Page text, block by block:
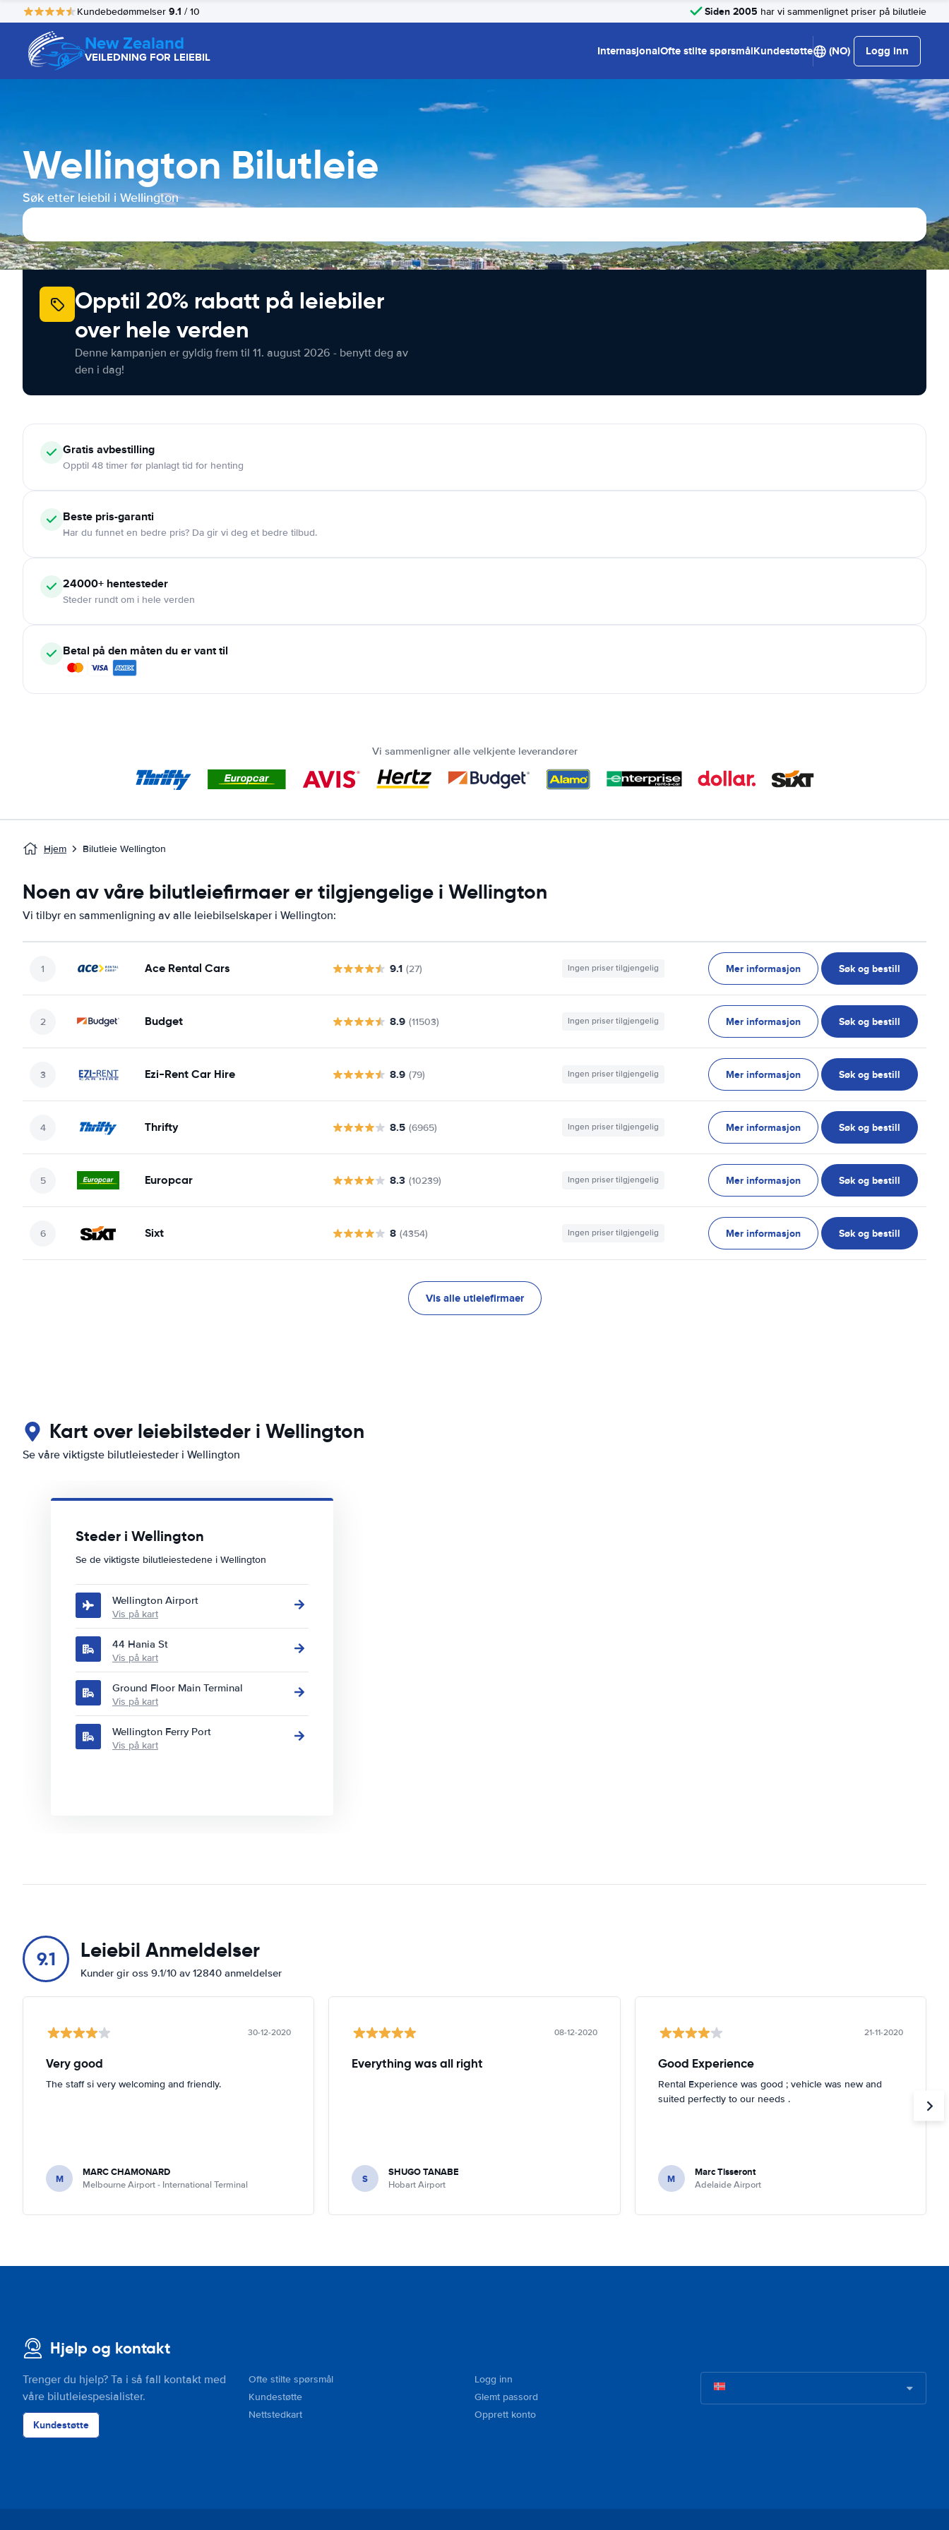
Kundebedømmelser 9.1 / 10 Siden 2005 har vi sammenlignet priser på bilutleie
New Zealand
VEILEDNING FOR LEIEBIL InternasjonalOfte stilte spørsmålKundestøtte (NO) Logg inn
Wellington Bilutleie
Søk etter leiebil i Wellington
Opptil 20% rabatt på leiebiler
over hele verden
Denne kampanjen er gyldig frem til 11. august 2026 - benytt deg av
den i dag!
Gratis avbestilling
Opptil 48 timer før planlagt tid for henting
Beste pris-garanti
Har du funnet en bedre pris? Da gir vi deg et bedre tilbud.
24000+ hentesteder
Steder rundt om i hele verden
Betal på den måten du er vant til
Vi sammenligner alle velkjente leverandører
Hjem Bilutleie Wellington
Noen av våre bilutleiefirmaer er tilgjengelige i Wellington
Vi tilbyr en sammenligning av alle leiebilselskaper i Wellington:
Ace Rental Cars 9.1 (27) Ingen priser tilgjengelig Mer informasjon Søk og bestill
Budget 8.9 (11503) Ingen priser tilgjengelig Mer informasjon Søk og bestill
Ezi-Rent Car Hire 8.9 (79) Ingen priser tilgjengelig Mer informasjon Søk og bestill
Thrifty 8.5 (6965) Ingen priser tilgjengelig Mer informasjon Søk og bestill
Europcar 8.3 (10239) Ingen priser tilgjengelig Mer informasjon Søk og bestill
Sixt 8 (4354) Ingen priser tilgjengelig Mer informasjon Søk og bestill
Vis alle utleiefirmaer
Kart over leiebilsteder i Wellington
Se våre viktigste bilutleiesteder i Wellington
Steder i Wellington
Se de viktigste bilutleiestedene i Wellington
Wellington Airport
Vis på kart
44 Hania St
Vis på kart
Ground Floor Main Terminal
Vis på kart
Wellington Ferry Port
Vis på kart
9.1 Leiebil Anmeldelser
Kunder gir oss 9.1/10 av 12840 anmeldelser
30-12-2020
Very good
The staff si very welcoming and friendly.
M MARC CHAMONARD
Melbourne Airport - International Terminal
08-12-2020
Everything was all right
S SHUGO TANABE
Hobart Airport
21-11-2020
Good Experience
Rental Experience was good ; vehicle was new and
suited perfectly to our needs .
M Marc Tisseront
Adelaide Airport
Hjelp og kontakt
Trenger du hjelp? Ta i så fall kontakt med
våre bilutleiespesialister.
Kundestøtte
Ofte stilte spørsmål
Kundestøtte
Nettstedkart
Logg inn
Glemt passord
Opprett konto